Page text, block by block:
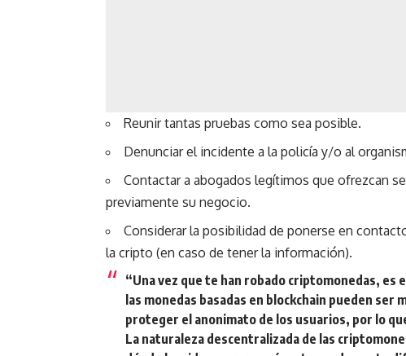
Reunir tantas pruebas como sea posible.
Denunciar el incidente a la policía y/o al
Contactar a abogados legítimos que ofrezcan
previamente su negocio.
Considerar la posibilidad de ponerse en
la cripto (en caso de tener la información).
“Una vez que te han robado criptomonedas,
las monedas basadas en blockchain pueden
proteger el anonimato de los usuarios, por lo
La naturaleza descentralizada de las